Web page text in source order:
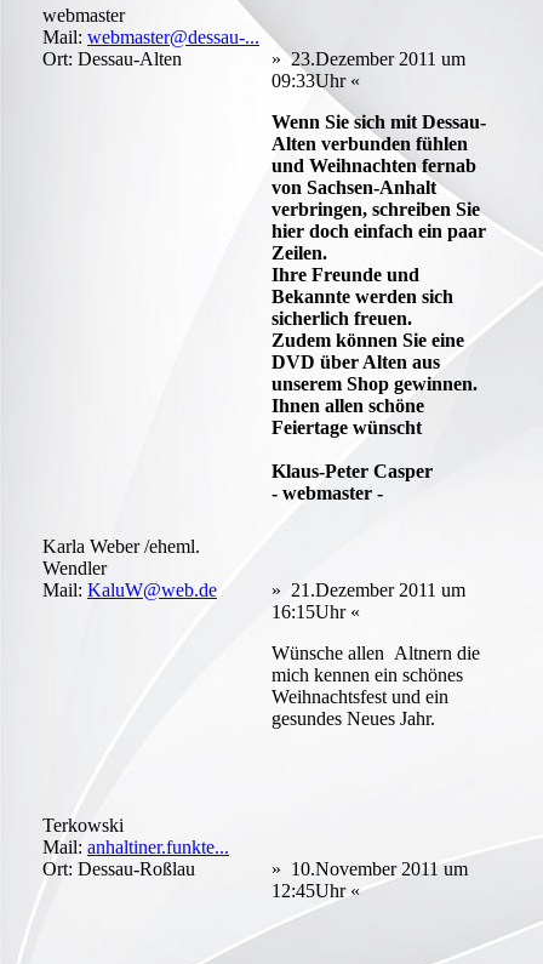
webmaster
Mail: webmaster@dessau-...
Ort: Dessau-Alten
» 23.Dezember 2011 um
09:33Uhr «
Wenn Sie sich mit Dessau-
Alten verbunden fühlen
und Weihnachten fernab
von Sachsen-Anhalt
verbringen, schreiben Sie
hier doch einfach ein paar
Zeilen.
Ihre Freunde und
Bekannte werden sich
sicherlich freuen.
Zudem können Sie eine
DVD über Alten aus
unserem Shop gewinnen.
Ihnen allen schöne
Feiertage wünscht
Klaus-Peter Casper
- webmaster -
Karla Weber /eheml.
Wendler
Mail: KaluW@web.de
» 21.Dezember 2011 um
16:15Uhr «
Wünsche allen Altnern die
mich kennen ein schönes
Weihnachtsfest und ein
gesundes Neues Jahr.
Terkowski
Mail: anhaltiner.funkte...
Ort: Dessau-Roßlau
» 10.November 2011 um
12:45Uhr «